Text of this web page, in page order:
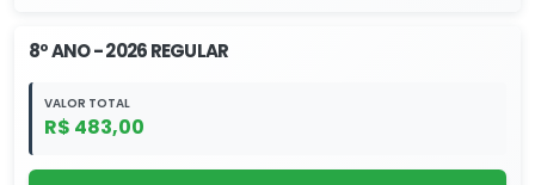
8º ANO - 2026 REGULAR
VALOR TOTAL
R$ 483,00